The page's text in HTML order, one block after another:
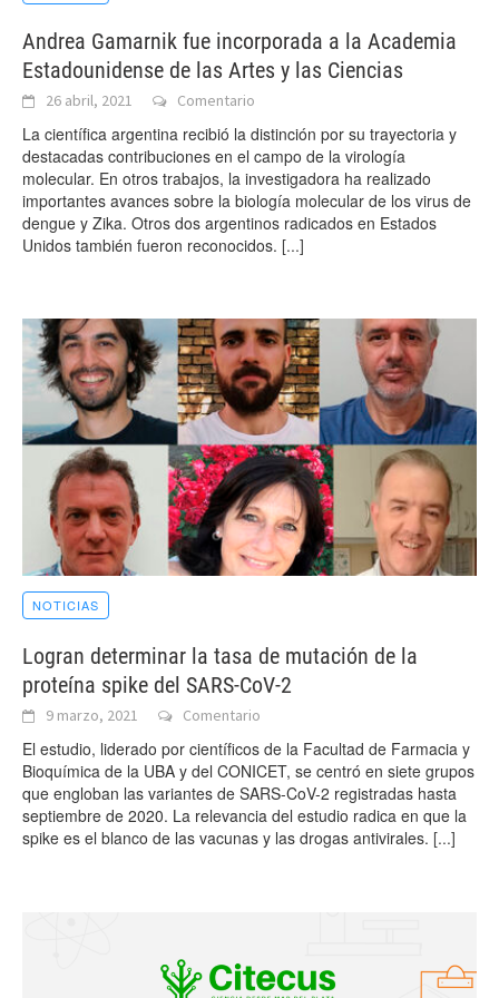
Andrea Gamarnik fue incorporada a la Academia
Estadounidense de las Artes y las Ciencias
26 abril, 2021 Comentario
La científica argentina recibió la distinción por su trayectoria y
destacadas contribuciones en el campo de la virología
molecular. En otros trabajos, la investigadora ha realizado
importantes avances sobre la biología molecular de los virus de
dengue y Zika. Otros dos argentinos radicados en Estados
Unidos también fueron reconocidos. [...]
NOTICIAS
Logran determinar la tasa de mutación de la
proteína spike del SARS-CoV-2
9 marzo, 2021 Comentario
El estudio, liderado por científicos de la Facultad de Farmacia y
Bioquímica de la UBA y del CONICET, se centró en siete grupos
que engloban las variantes de SARS-CoV-2 registradas hasta
septiembre de 2020. La relevancia del estudio radica en que la
spike es el blanco de las vacunas y las drogas antivirales. [...]